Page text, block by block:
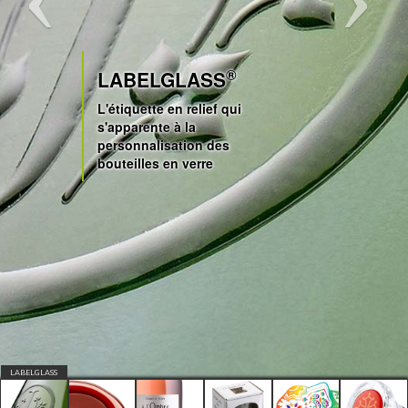
LABELGLASS
LABELGLASS®
L'étiquette en relief qui
s'apparente à la
personnalisation des
bouteilles en verre